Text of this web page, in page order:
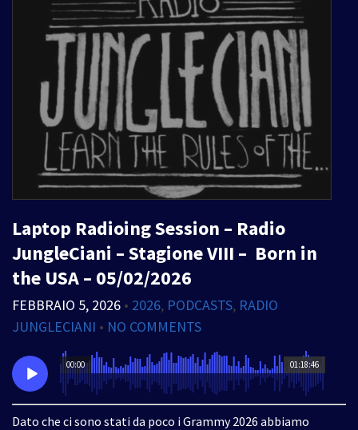
Laptop Radioing Session – Radio
JungleCiani – Stagione VIII – Born in
the USA – 05/02/2026
FEBBRAIO 5, 2026 • 2026, PODCASTS, RADIO
JUNGLECIANI • NO COMMENTS
01:18:46
00:00
Dato che ci sono stati da poco i Grammy 2026 abbiamo